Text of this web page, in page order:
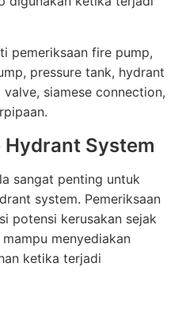
pemeriksaan fire pump,
pressure tank, hydrant
siamese connection,
System
sangat penting untuk
system. Pemeriksaan
potensi kerusakan sejak
menyediakan
ketika terjadi